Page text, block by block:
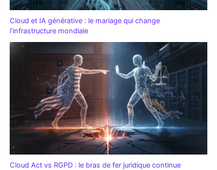
Cloud et IA générative : le mariage qui change
l’infrastructure mondiale
Cloud Act vs RGPD : le bras de fer juridique continue